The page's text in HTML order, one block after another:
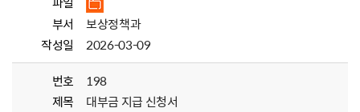
부서
보상정책과
작성일
2026-03-09
번호
198
제목
대부금 지급 신청서